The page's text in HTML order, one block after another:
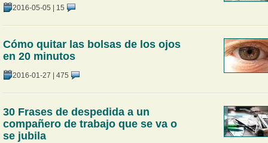
2016-05-05 | 15
Cómo quitar las bolsas de los ojos
en 20 minutos
2016-01-27 | 475
30 Frases de despedida a un
compañero de trabajo que se va o
se jubila